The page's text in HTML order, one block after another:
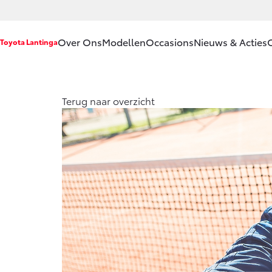
Toyota LantingaOver Ons
Ons bedrijf
Contact en
Route
Vacatures
Klantbeoordelingen
Modellen
HYBRIDE
Vanaf € 23.750,-
Corolla Hatchback
HYBRIDE
OccasionsNieuws & Acties
Terug naar overzicht